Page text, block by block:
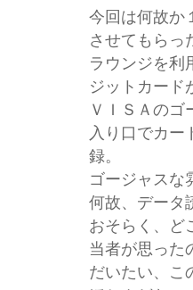
今回は何故か
させてもらっ
ラウンジを利
ジットカード
ＶＩＳＡのゴ
入り口でカー
録。
ゴージャスな
何故、データ
おそらく、ど
当者が思った
だいたい、こ